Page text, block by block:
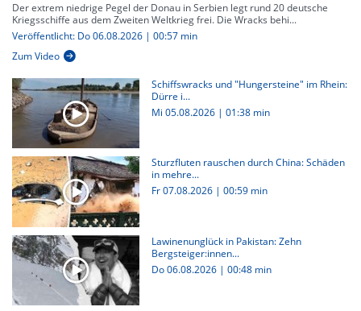
Der extrem niedrige Pegel der Donau in Serbien legt rund 20 deutsche
Kriegsschiffe aus dem Zweiten Weltkrieg frei. Die Wracks behi...
Veröffentlicht: Do 06.08.2026 | 00:57 min
Zum Video
Schiffswracks und "Hungersteine" im Rhein:
Dürre i...
Mi 05.08.2026 | 01:38 min
Sturzfluten rauschen durch China: Schäden
in mehre...
Fr 07.08.2026 | 00:59 min
Lawinenunglück in Pakistan: Zehn
Bergsteiger:innen...
Do 06.08.2026 | 00:48 min